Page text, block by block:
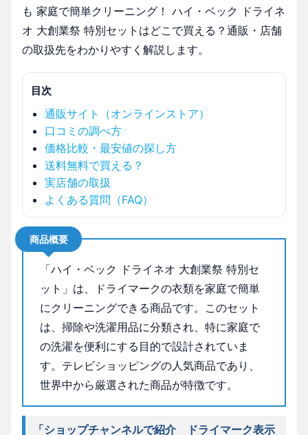
も 家庭で簡単クリーニング！ ハイ・ベック ドライネ
オ 大創業祭 特別セットはどこで買える？通販・店舗
の取扱先をわかりやすく解説します。
目次
通販サイト（オンラインストア）
口コミの調べ方
価格比較・最安値の探し方
送料無料で買える？
実店舗の取扱
よくある質問（FAQ）
商品概要
「ハイ・ベック ドライネオ 大創業祭 特別セ
ット」は、ドライマークの衣類を家庭で簡単
にクリーニングできる商品です。このセット
は、掃除や洗濯用品に分類され、特に家庭で
の洗濯を便利にする目的で設計されていま
す。テレビショッピングの人気商品であり、
世界中から厳選された商品が特徴です。
「ショップチャンネルで紹介 ドライマーク表示